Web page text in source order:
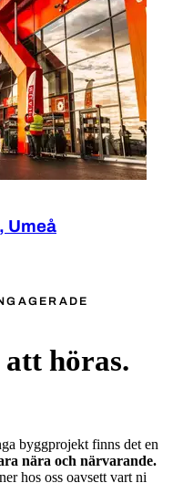
Umeå
höras.
byggprojekt finns det en
nära och närvarande.
hos oss oavsett vart ni